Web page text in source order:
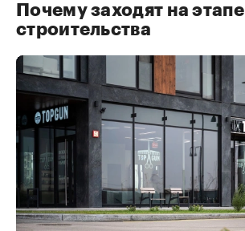
Почему заходят на этапе
строительства